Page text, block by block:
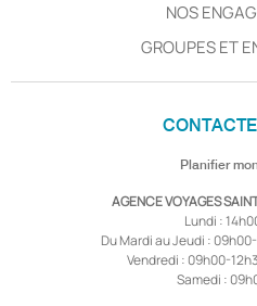
NOS
GROUPES ET
Planifier
AGENCE VOYAGES
Lundi :
Du Mardi au Jeudi :
Vendredi : 09h00-
Samedi :